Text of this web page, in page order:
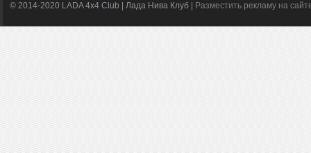
© 2014-2020 LADA 4x4 Club | Лада Нива Клуб | Разместить рекламу на